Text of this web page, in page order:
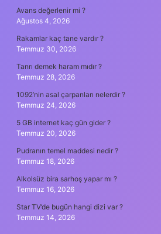
Avans değerlenir mi ?
Ağustos 4, 2026
Rakamlar kaç tane vardır ?
Temmuz 30, 2026
Tanrı demek haram mıdır ?
Temmuz 28, 2026
1092’nin asal çarpanları nelerdir ?
Temmuz 24, 2026
5 GB internet kaç gün gider ?
Temmuz 20, 2026
Pudranın temel maddesi nedir ?
Temmuz 18, 2026
Alkolsüz bira sarhoş yapar mı ?
Temmuz 16, 2026
Star TV’de bugün hangi dizi var ?
Temmuz 14, 2026